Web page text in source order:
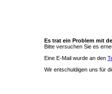
Es trat ein Problem mit
Bitte versuchen Sie es
Eine E-Mail wurde an den
Wir entschuldigen uns für